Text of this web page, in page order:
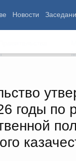
Новости
годы по